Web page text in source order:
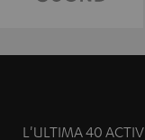
L'ULTIMA 40